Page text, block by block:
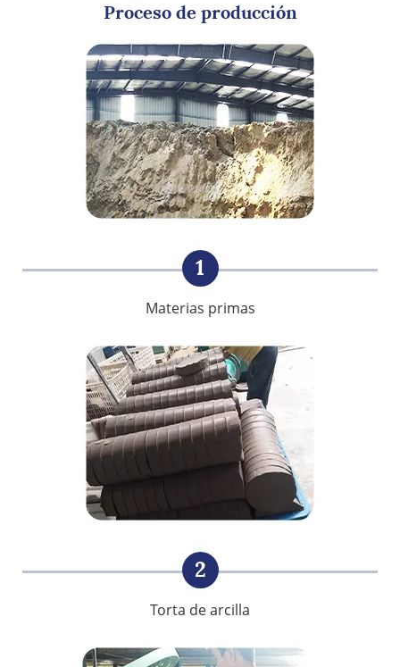
Proceso de producción
1
Materias primas
2
Torta de arcilla